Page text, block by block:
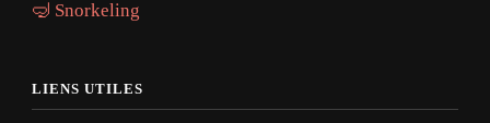
🤿 Snorkeling
LIENS UTILES